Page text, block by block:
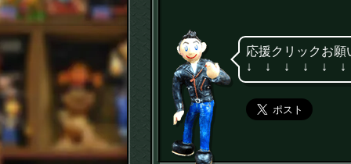
応援クリックお願
↓ ↓ ↓ ↓ ↓ ↓